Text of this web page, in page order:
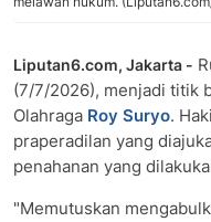
Liputan6.com, Jakarta -
(7/7/2026), menjadi titik
Olahraga Roy Suryo.
praperadilan yang
penahanan yang
"Memutuskan